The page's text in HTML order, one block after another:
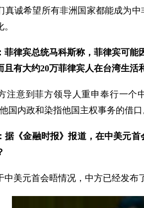
真诚希望所有非洲国家都能成为
菲律宾总统马科斯称，菲律宾可
且有大约20万菲律宾人在台湾生活
注意到菲方领导人重申奉行一个
国内政和染指他国主权事务的借
据《金融时报》报道，在中美元
中美元首会晤情况，中方已经发